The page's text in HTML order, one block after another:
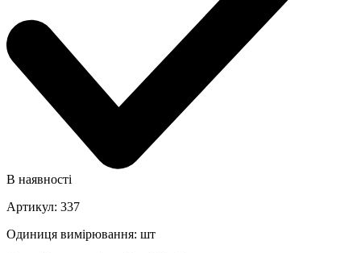
В наявності
Артикул: 337
Одиниця вимірювання: шт